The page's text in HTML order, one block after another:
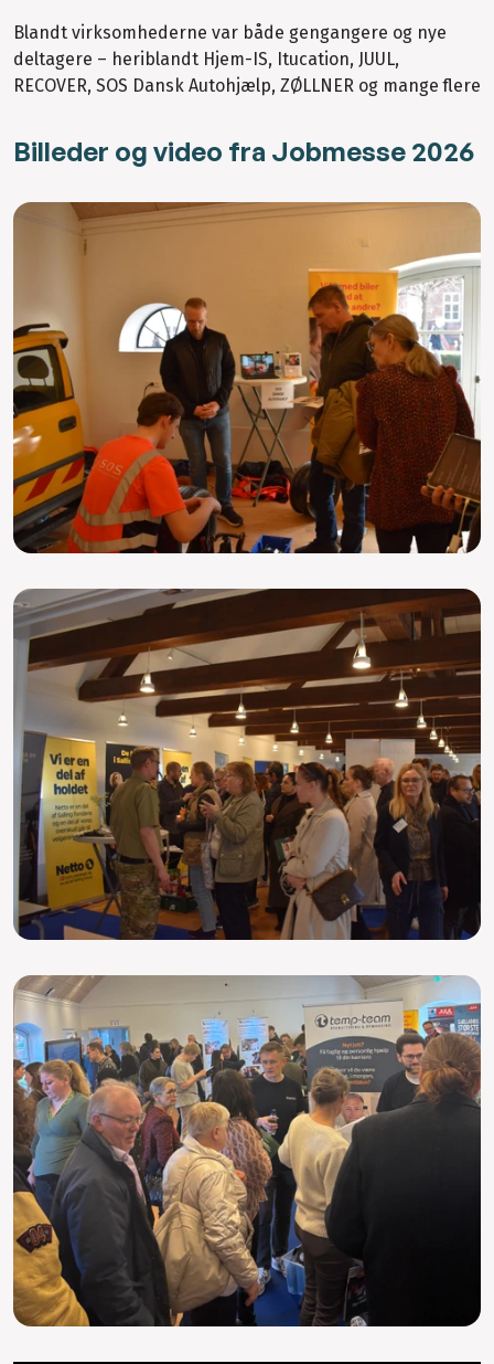
Blandt virksomhederne var både gengangere og nye
deltagere – heriblandt Hjem-IS, Itucation, JUUL,
RECOVER, SOS Dansk Autohjælp, ZØLLNER og mange flere
Billeder og video fra Jobmesse 2026